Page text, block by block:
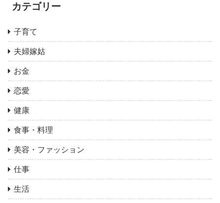
カテゴリー
子育て
夫婦嫁姑
お金
恋愛
健康
食事・料理
美容・ファッション
仕事
生活